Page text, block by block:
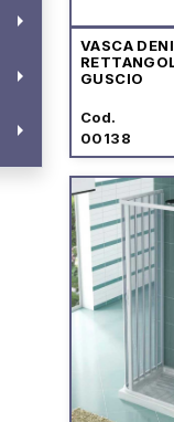
arrow_right
arrow_right
arrow_right
VASCA
GUSCIO
Cod.
00138